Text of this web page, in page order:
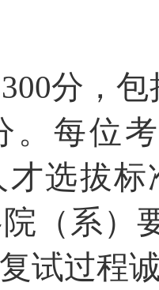
300分，包
。每位
才选拔
（系）
试过程